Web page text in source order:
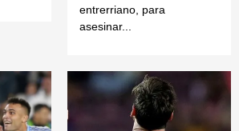
entrerriano, para
asesinar...